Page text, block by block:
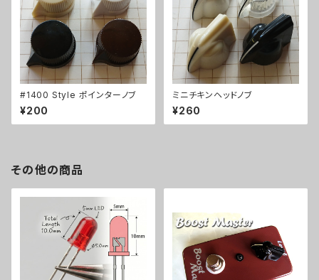
#1400 Style ポインターノブ
¥200
ミニチキンヘッドノブ
¥260
その他の商品